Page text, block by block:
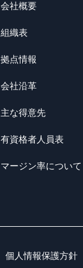
会社概要
組織表
拠点情報
会社沿革
主な得意先
有資格者人員表
マージン率について
個人情報保護方針